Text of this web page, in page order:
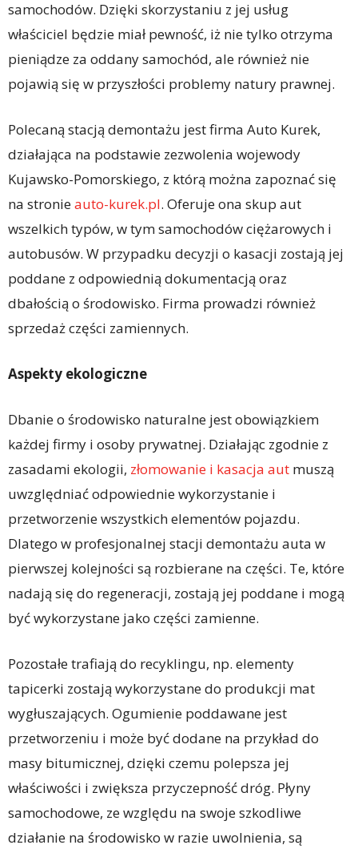
samochodów. Dzięki skorzystaniu z jej usług
właściciel będzie miał pewność, iż nie tylko otrzyma
pieniądze za oddany samochód, ale również nie
pojawią się w przyszłości problemy natury prawnej.
Polecaną stacją demontażu jest firma Auto Kurek,
działająca na podstawie zezwolenia wojewody
Kujawsko-Pomorskiego, z którą można zapoznać się
na stronieauto-kurek.pl. Oferuje ona skup aut
wszelkich typów, w tym samochodów ciężarowych i
autobusów. W przypadku decyzji o kasacji zostają jej
poddane z odpowiednią dokumentacją oraz
dbałością o środowisko. Firma prowadzi również
sprzedaż części zamiennych.
Aspekty ekologiczne
Dbanie o środowisko naturalne jest obowiązkiem
każdej firmy i osoby prywatnej. Działając zgodnie z
zasadami ekologii, złomowanie i kasacja aut muszą
uwzględniać odpowiednie wykorzystanie i
przetworzenie wszystkich elementów pojazdu.
Dlatego w profesjonalnej stacji demontażu auta w
pierwszej kolejności są rozbierane na części. Te, które
nadają się do regeneracji, zostają jej poddane i mogą
być wykorzystane jako części zamienne.
Pozostałe trafiają do recyklingu, np. elementy
tapicerki zostają wykorzystane do produkcji mat
wygłuszających. Ogumienie poddawane jest
przetworzeniu i może być dodane na przykład do
masy bitumicznej, dzięki czemu polepsza jej
właściwości i zwiększa przyczepność dróg. Płyny
samochodowe, ze względu na swoje szkodliwe
działanie na środowisko w razie uwolnienia, są